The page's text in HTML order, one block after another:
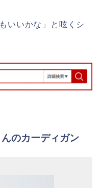
いいかな」と呟くシ
のカーディガン